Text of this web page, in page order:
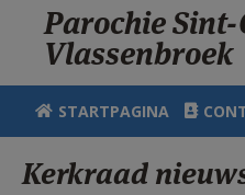
KERK
VIERINGEN
Parochie
Vlassenbroek
STARTPAGINA
Kerkraad